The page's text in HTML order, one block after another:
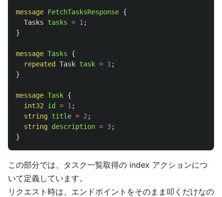
message FetchTasksResponse {
Tasks
tasks = 1 ;
}
message Tasks
{
repeated
Task task = 1 ;
}
message Task {
int32
id = 1 ;
string title = 2 ;
string description = 3;
}
この部分では、タスク一覧取得の index アクションにつ
いて定義しています。
リクエスト時は、エンドポイントをそのまま叩くだけなの